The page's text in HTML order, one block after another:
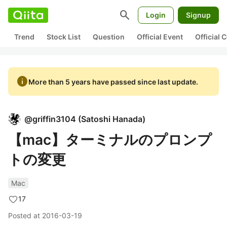
search Login Signup
Trend Stock List Question Official Event Official
infoMore than 5 years have passed since last update.
@griffin3104 (Satoshi Hanada)
【mac】ターミナルのプロンプ
トの変更
Mac
17
Posted at 2016-03-19